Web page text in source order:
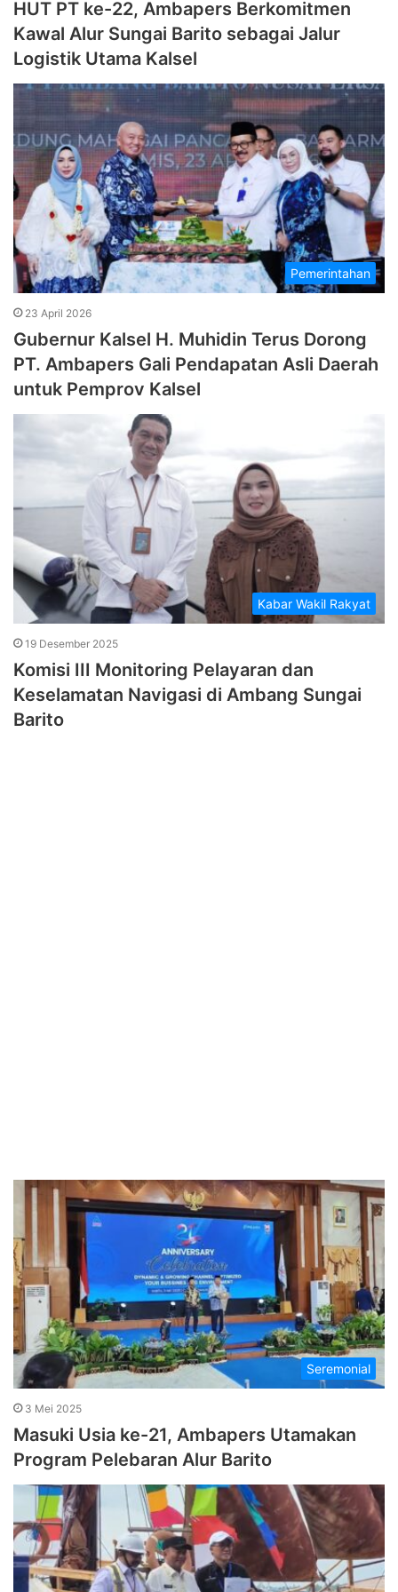
HUT PT ke-22, Ambapers Berkomitmen
Kawal Alur Sungai Barito sebagai Jalur
Logistik Utama Kalsel
Pemerintahan
23 April 2026
Gubernur Kalsel H. Muhidin Terus Dorong
PT. Ambapers Gali Pendapatan Asli Daerah
untuk Pemprov Kalsel
Kabar Wakil Rakyat
19 Desember 2025
Komisi III Monitoring Pelayaran dan
Keselamatan Navigasi di Ambang Sungai
Barito
Seremonial
3 Mei 2025
Masuki Usia ke-21, Ambapers Utamakan
Program Pelebaran Alur Barito